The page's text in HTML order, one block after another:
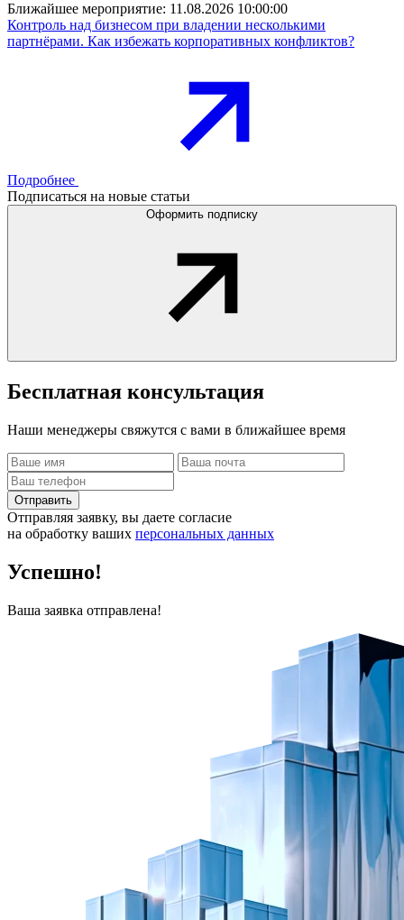
Ближайшее мероприятие: 11.08.2026 10:00:00
Контроль над бизнесом при владении несколькими
партнёрами. Как избежать корпоративных конфликтов?
Подробнее
Подписаться на новые статьи
Оформить подписку
Бесплатная консультация
Наши менеджеры свяжутся с вами в ближайшее время
Отправить
Отправляя заявку, вы даете согласие
на обработку ваших персональных данных
Успешно!
Ваша заявка отправлена!